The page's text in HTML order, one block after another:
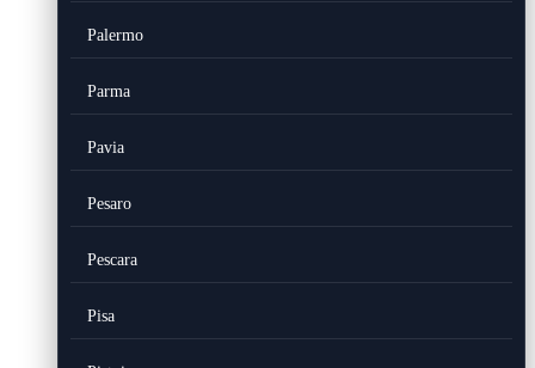
Palermo
Parma
Pavia
Pesaro
Pescara
Pisa